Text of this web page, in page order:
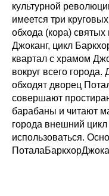
культурной
имеется три
обхода (кора) святых
Джоканг, цикл
квартал с храмом
вокруг всего
обходят дворец
совершают
барабаны и читают
города внешний
использоваться.